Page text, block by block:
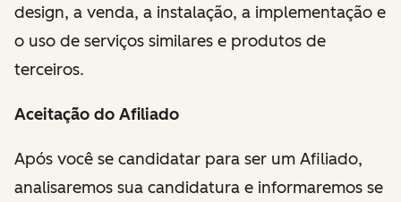
design, a venda, a instalação, a implementação e
o uso de serviços similares e produtos de
terceiros.
Aceitação do Afiliado
Após você se candidatar para ser um Afiliado,
analisaremos sua candidatura e informaremos se